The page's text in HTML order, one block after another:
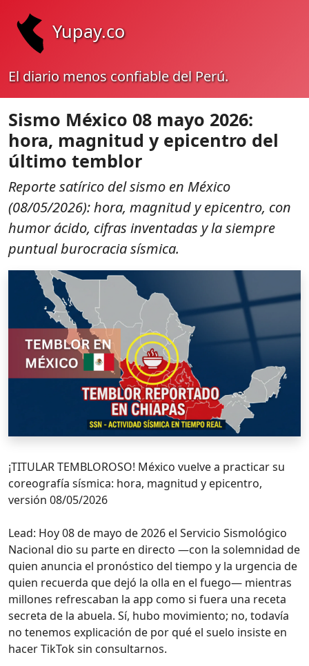
Yupay.co
El diario menos confiable del Perú.
Sismo México 08 mayo 2026:
hora, magnitud y epicentro del
último temblor
Reporte satírico del sismo en México
(08/05/2026): hora, magnitud y epicentro, con
humor ácido, cifras inventadas y la siempre
puntual burocracia sísmica.
¡TITULAR TEMBLOROSO! México vuelve a practicar su
coreografía sísmica: hora, magnitud y epicentro,
versión 08/05/2026
Lead: Hoy 08 de mayo de 2026 el Servicio Sismológico
Nacional dio su parte en directo —con la solemnidad de
quien anuncia el pronóstico del tiempo y la urgencia de
quien recuerda que dejó la olla en el fuego— mientras
millones refrescaban la app como si fuera una receta
secreta de la abuela. Sí, hubo movimiento; no, todavía
no tenemos explicación de por qué el suelo insiste en
hacer TikTok sin consultarnos.